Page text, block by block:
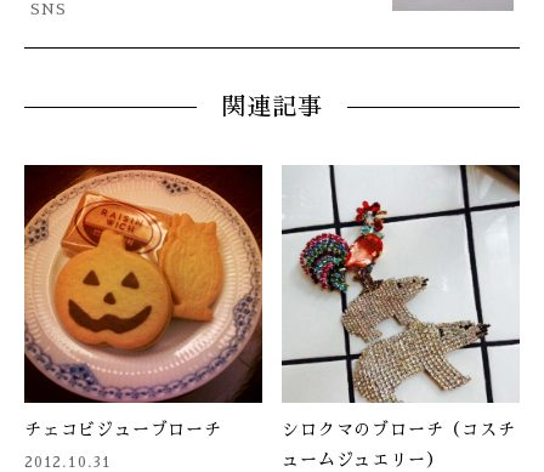
SNS
関連記事
チェコビジューブローチ
2012.10.31
シロクマのブローチ（コスチ
ュームジュエリー）